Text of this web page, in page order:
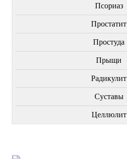
Пcориаз
Простатит
Простуда
Прыщи
Радикулит
Суставы
Целлюлит